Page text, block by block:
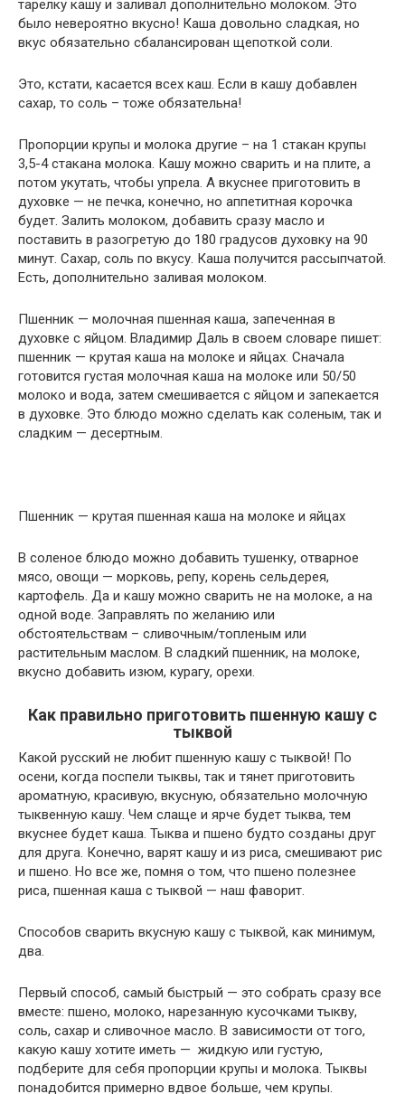
тарелку кашу и заливал дополнительно молоком. Это
было невероятно вкусно! Каша довольно сладкая, но
вкус обязательно сбалансирован щепоткой соли.
Это, кстати, касается всех каш. Если в кашу добавлен
сахар, то соль – тоже обязательна!
Пропорции крупы и молока другие – на 1 стакан крупы
3,5-4 стакана молока. Кашу можно сварить и на плите, а
потом укутать, чтобы упрела. А вкуснее приготовить в
духовке — не печка, конечно, но аппетитная корочка
будет. Залить молоком, добавить сразу масло и
поставить в разогретую до 180 градусов духовку на 90
минут. Сахар, соль по вкусу. Каша получится рассыпчатой.
Есть, дополнительно заливая молоком.
Пшенник — молочная пшенная каша, запеченная в
духовке с яйцом. Владимир Даль в своем словаре пишет:
пшенник — крутая каша на молоке и яйцах. Сначала
готовится густая молочная каша на молоке или 50/50
молоко и вода, затем смешивается с яйцом и запекается
в духовке. Это блюдо можно сделать как соленым, так и
сладким — десертным.
Пшенник — крутая пшенная каша на молоке и яйцах
В соленое блюдо можно добавить тушенку, отварное
мясо, овощи — морковь, репу, корень сельдерея,
картофель. Да и кашу можно сварить не на молоке, а на
одной воде. Заправлять по желанию или
обстоятельствам – сливочным/топленым или
растительным маслом. В сладкий пшенник, на молоке,
вкусно добавить изюм, курагу, орехи.
Как правильно приготовить пшенную кашу с
тыквой
Какой русский не любит пшенную кашу с тыквой! По
осени, когда поспели тыквы, так и тянет приготовить
ароматную, красивую, вкусную, обязательно молочную
тыквенную кашу. Чем слаще и ярче будет тыква, тем
вкуснее будет каша. Тыква и пшено будто созданы друг
для друга. Конечно, варят кашу и из риса, смешивают рис
и пшено. Но все же, помня о том, что пшено полезнее
риса, пшенная каша с тыквой — наш фаворит.
Способов сварить вкусную кашу с тыквой, как минимум,
два.
Первый способ, самый быстрый — это собрать сразу все
вместе: пшено, молоко, нарезанную кусочками тыкву,
соль, сахар и сливочное масло. В зависимости от того,
какую кашу хотите иметь — жидкую или густую,
подберите для себя пропорции крупы и молока. Тыквы
понадобится примерно вдвое больше, чем крупы.